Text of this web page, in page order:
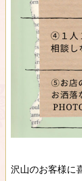
沢山のお客様に